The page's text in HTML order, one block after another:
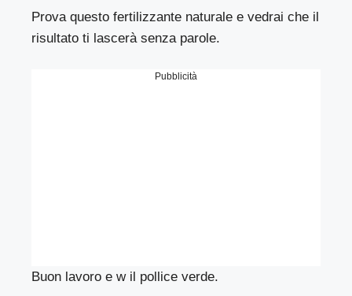
Prova questo fertilizzante naturale e vedrai che il
risultato ti lascerà senza parole.
Pubblicità
Buon lavoro e w il pollice verde.